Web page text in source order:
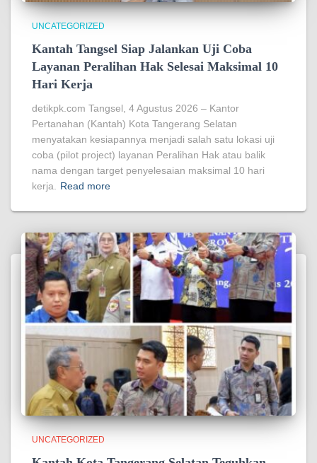
UNCATEGORIZED
Kantah Tangsel Siap Jalankan Uji Coba
Layanan Peralihan Hak Selesai Maksimal 10
Hari Kerja
detikpk.com Tangsel, 4 Agustus 2026 – Kantor
Pertanahan (Kantah) Kota Tangerang Selatan
menyatakan kesiapannya menjadi salah satu lokasi uji
coba (pilot project) layanan Peralihan Hak atau balik
nama dengan target penyelesaian maksimal 10 hari
kerja. Read more
UNCATEGORIZED